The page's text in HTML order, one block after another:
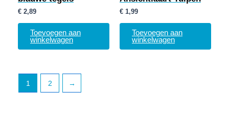
€ 2,89
Toevoegen aan
winkelwagen
€ 1,99
Toevoegen aan
winkelwagen
1 2 →